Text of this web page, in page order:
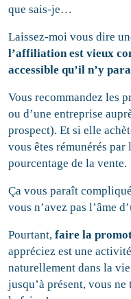
que sais-je…
Laissez-moi vous dire
l’affiliationest vieux
accessible qu’il n’y
Vous recommandez les
ou d’une entreprise
prospect). Et si elle
vous êtes rémunérés
pourcentage de la vente.
Ça vous paraît
vous n’avez pas l’âme
Pourtant,faire la
appréciez est une
naturellement dans la
jusqu’à présent, vous